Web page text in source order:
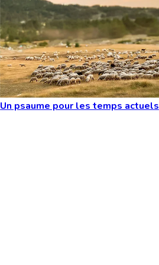
Un psaume pour les temps actuels